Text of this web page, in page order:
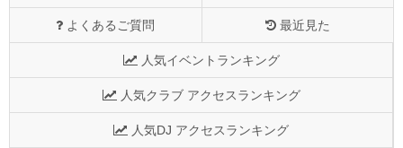
よくあるご質問 最近見た
人気イベントランキング
人気クラブ アクセスランキング
人気DJ アクセスランキング